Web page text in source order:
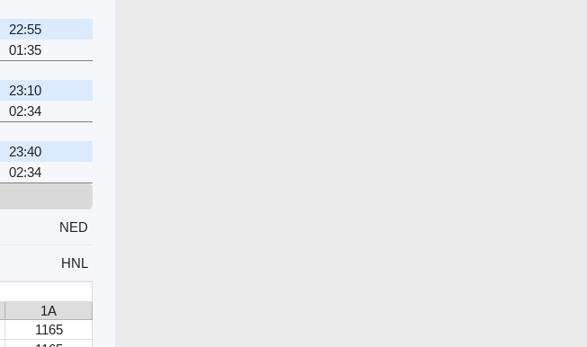
22:55
01:35
23:10
02:34
23:40
02:34
NED
HNL
1A
1165